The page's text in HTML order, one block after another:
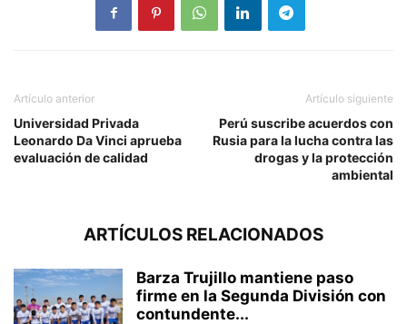
Artículo anterior
Universidad Privada
Leonardo Da Vinci aprueba
evaluación de calidad
Artículo siguiente
Perú suscribe acuerdos con
Rusia para la lucha contra las
drogas y la protección
ambiental
ARTÍCULOS RELACIONADOS
Barza Trujillo mantiene paso
firme en la Segunda División con
contundente...